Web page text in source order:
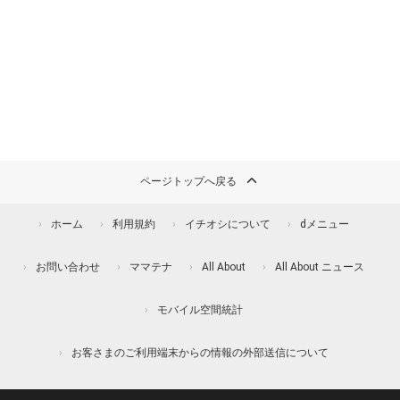
ページトップへ戻る
ホーム 利用規約 イチオシについて dメニュー
お問い合わせ ママテナ All About All About ニュース
モバイル空間統計
お客さまのご利用端末からの情報の外部送信について